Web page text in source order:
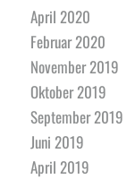
April 2020
Februar 2020
November 2019
Oktober 2019
September 2019
Juni 2019
April 2019